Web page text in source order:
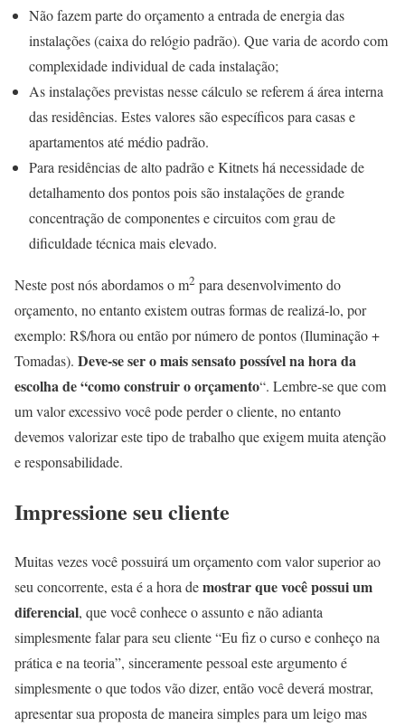
Não fazem parte do orçamento a entrada de energia das
instalações (caixa do relógio padrão). Que varia de acordo com
complexidade individual de cada instalação;
As instalações previstas nesse cálculo se referem á área interna
das residências. Estes valores são específicos para casas e
apartamentos até médio padrão.
Para residências de alto padrão e Kitnets há necessidade de
detalhamento dos pontos pois são instalações de grande
concentração de componentes e circuitos com grau de
dificuldade técnica mais elevado.
Neste post nós abordamos o m2 para desenvolvimento do
orçamento, no entanto existem outras formas de realizá-lo, por
exemplo: R$/hora ou então por número de pontos (Iluminação +
Tomadas). Deve-se ser o mais sensato possível na hora da
escolha de “como construir o orçamento“. Lembre-se que com
um valor excessivo você pode perder o cliente, no entanto
devemos valorizar este tipo de trabalho que exigem muita atenção
e responsabilidade.
Impressione seu cliente
Muitas vezes você possuirá um orçamento com valor superior ao
seu concorrente, esta é a hora demostrar que você possui um
diferencial, que você conhece o assunto e não adianta
simplesmente falar para seu cliente “Eu fiz o curso e conheço na
prática e na teoria”, sinceramente pessoal este argumento é
simplesmente o que todos vão dizer, então você deverá mostrar,
apresentar sua proposta de maneira simples para um leigo mas